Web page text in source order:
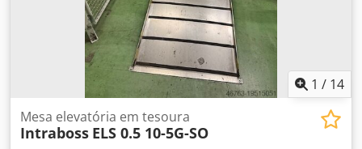
1 / 14
Mesa elevatória em tesoura
Intraboss ELS 0.5 10-5G-SO